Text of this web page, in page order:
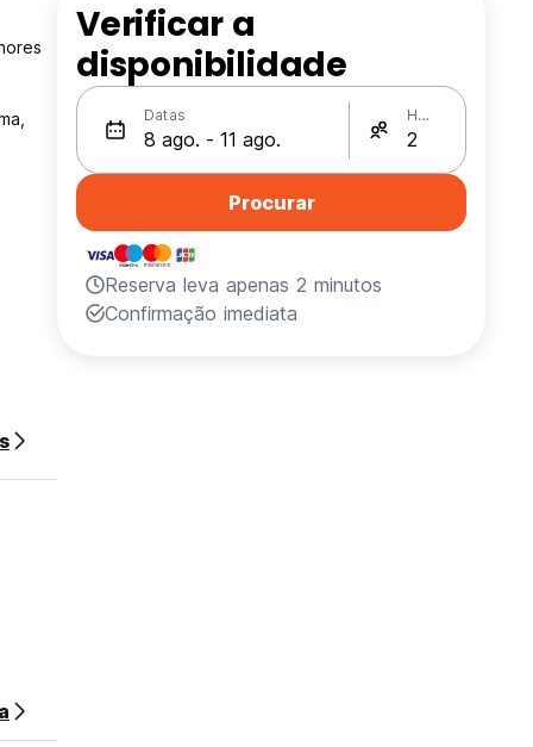
Verificar a
disponibilidade
Datas Hóspedes
Procurar
Reserva leva apenas 2 minutos
Confirmação imediata